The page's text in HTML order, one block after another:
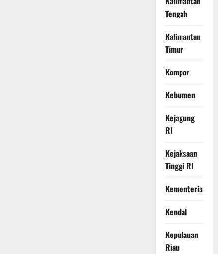
Tengah
Kalimantan
Timur
Kampar
Kebumen
Kejagung
RI
Kejaksaan
Tinggi RI
Kementerian
Kendal
Kepulauan
Riau